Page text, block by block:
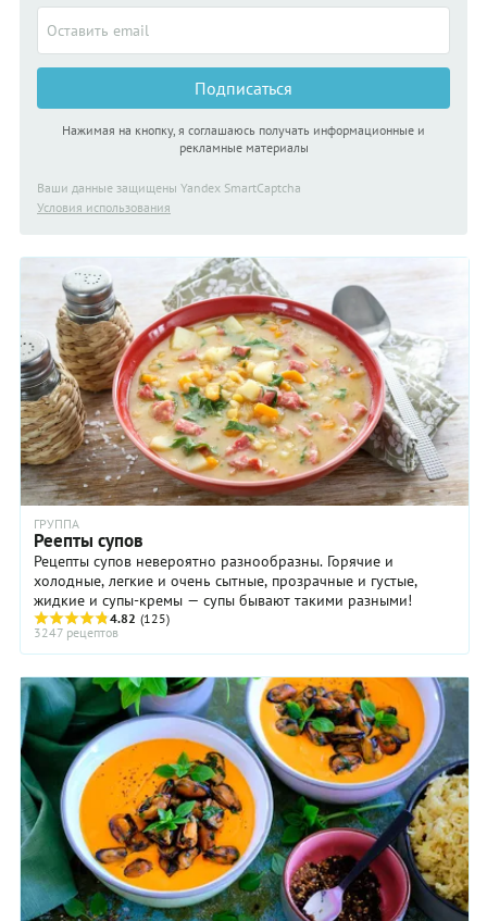
Подписаться
Нажимая на кнопку, я соглашаюсь получать информационные и
рекламные материалы
Ваши данные защищены Yandex SmartCaptcha
Условия использования
ГРУППА
Реепты супов
Рецепты супов невероятно разнообразны. Горячие и
холодные, легкие и очень сытные, прозрачные и густые,
жидкие и супы-кремы — супы бывают такими разными!
4.82 (125)
3247 рецептов